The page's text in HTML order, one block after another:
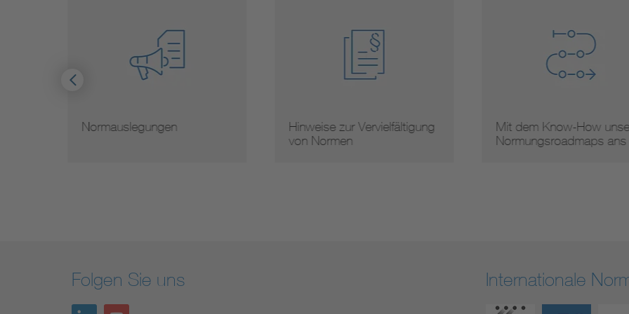
Hinweise zur Vervielfältigung
Mit dem Know-How unserer
Normungsroadmaps ans …
Arbeitsergebnisse
Folgen Sie uns Internationale